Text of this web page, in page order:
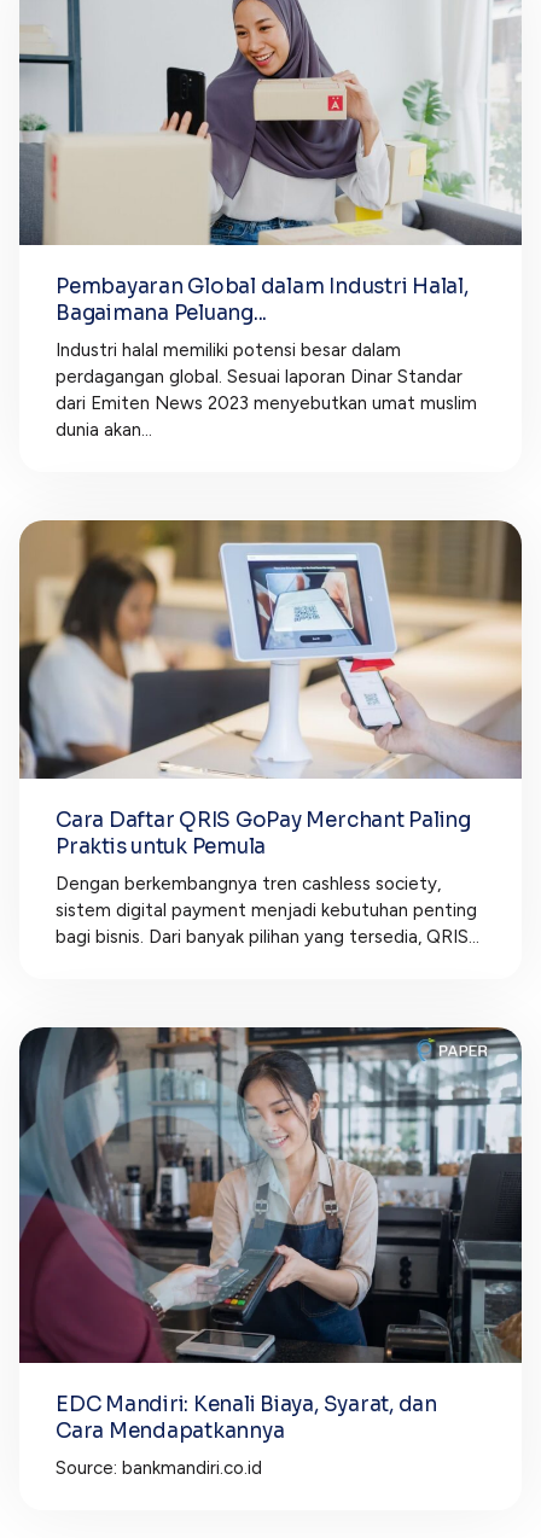
Pembayaran Global dalam Industri Halal,
Bagaimana Peluang...
Industri halal memiliki potensi besar dalam
perdagangan global. Sesuai laporan Dinar Standar
dari Emiten News 2023 menyebutkan umat muslim
dunia akan...
Cara Daftar QRIS GoPay Merchant Paling
Praktis untuk Pemula
Dengan berkembangnya tren cashless society,
sistem digital payment menjadi kebutuhan penting
bagi bisnis. Dari banyak pilihan yang tersedia, QRIS...
EDC Mandiri: Kenali Biaya, Syarat, dan
Cara Mendapatkannya
Source: bankmandiri.co.id